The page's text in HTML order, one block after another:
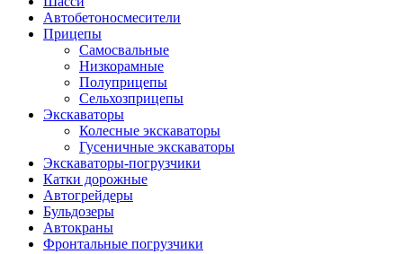
Автобетоно­смесители
Прицепы
Самосвальные
Низкорамные
Полуприцепы
Сельхозприцепы
Экскаваторы
Колесные экскаваторы
Гусеничные экскаваторы
Экскаваторы-погрузчики
Катки дорожные
Автогрейдеры
Бульдозеры
Автокраны
Фронтальные погрузчики